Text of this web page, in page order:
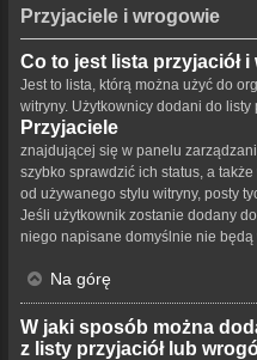
Przyjaciele i wrogowie
Co to jest lista przyjaciół i
Jest to lista, którą można użyć do
witryny. Użytkownicy dodani do
Przyjaciele
znajdującej się w panelu
szybko sprawdzić ich status, a
od używanego stylu witryny, posty
Jeśli użytkownik zostanie dodany
niego napisane domyślnie nie będą
Na górę
W jaki sposób można
z listy przyjaciół lub